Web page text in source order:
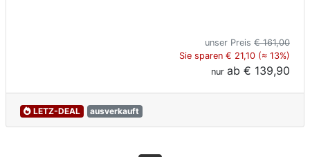
unser Preis € 161,00
Sie sparen € 21,10 (≈ 13%)
nur ab € 139,90
LETZ-DEAL ausverkauft